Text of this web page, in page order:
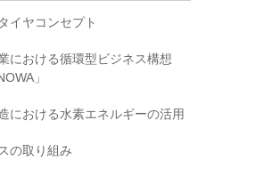
イヤコンセプト
における循環型ビジネス構想
」
における水素エネルギーの活用
の取り組み